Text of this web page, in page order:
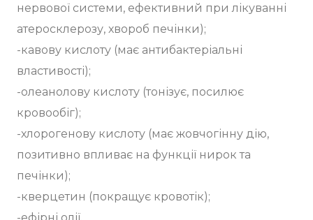
нервової системи, ефективний при лікуванні
атеросклерозу, хвороб печінки);
-кавову кислоту (має антибактеріальні
властивості);
-олеанолову кислоту (тонізує, посилює
кровообіг);
-хлорогенову кислоту (має жовчогінну дію,
позитивно впливає на функції нирок та
печінки);
-кверцетин (покращує кровотік);
-ефірні олії.